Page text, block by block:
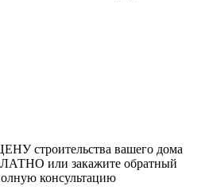
строительства вашего дома
или закажите обратный
консультацию